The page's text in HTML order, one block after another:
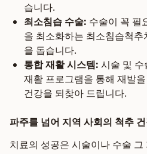
습니다.
최소침습 수술: 수술이 꼭 필
을 최소화하는 최소침습척
을 돕습니다.
통합 재활 시스템: 시술 및
재활 프로그램을 통해 재발
건강을 되찾아 드립니다.
파주를 넘어 지역 사회의 척추
치료의 성공은 시술이나 수술